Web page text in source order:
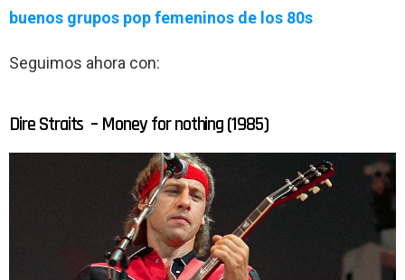
buenos grupos pop femeninos de los 80s
Seguimos ahora con:
Dire Straits – Money for nothing (1985)